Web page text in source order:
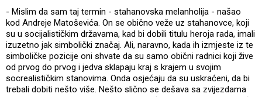
- Mislim da sam taj termin - stahanovska melanholija - našao
kod Andreje Matoševića. On se obično veže uz stahanovce, koji
su u socijalističkim državama, kad bi dobili titulu heroja rada, imali
izuzetno jak simbolički značaj. Ali, naravno, kada ih izmjeste iz te
simboličke pozicije oni shvate da su samo obični radnici koji žive
od prvog do prvog i jedva sklapaju kraj s krajem u svojim
socrealističkim stanovima. Onda osjećaju da su uskraćeni, da bi
trebali dobiti nešto više. Nešto slično se dešava sa zvijezdama